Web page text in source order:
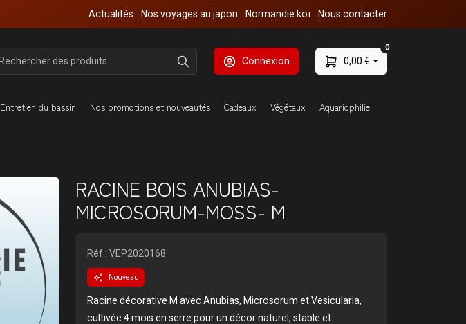
Actualités Nos voyages au japon Normandie koï Nous contacter
Connexion 0,00 €
0
Entretien du bassin Nos promotions et nouveautés Cadeaux Végétaux Aquariophilie
RACINE BOIS ANUBIAS-
MICROSORUM-MOSS- M
Réf : VEP2020168
Nouveau
Racine décorative M avec Anubias, Microsorum et Vesicularia,
cultivée 4 mois en serre pour un décor naturel, stable et